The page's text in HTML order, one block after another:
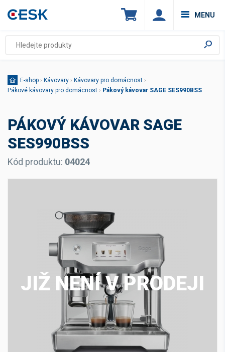
MENU
E-shop › Kávovary › Kávovary pro domácnost ›
Pákové kávovary pro domácnost › Pákový kávovar SAGE SES990BSS
PÁKOVÝ KÁVOVAR SAGE
SES990BSS
Kód produktu: 04024
JIŽ NENÍ V PRODEJI